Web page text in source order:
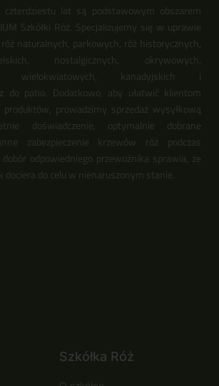
lat są podstawowym obszarem
Szkółki Róż. Specjalizujemy się w uprawie
naturalnych, parkowych, róż historycznych,
nostalgicznych, okrywowych,
wielokwiatowych, kanadyjskich i
do patio. Dodatkowo, aby ułatwić klientom
prowadzimy sprzedaż wysyłkową
doświadczenie, optymalnie dobrane
zabezpieczenie krzewów róż podczas
odpowiedniego przewoźnika sprawia, że
dociera do celu w nienaruszonym stanie.
Szkółka Róż